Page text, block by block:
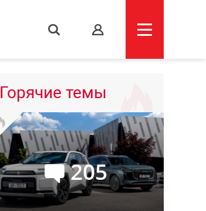
s
Горячие темы
205